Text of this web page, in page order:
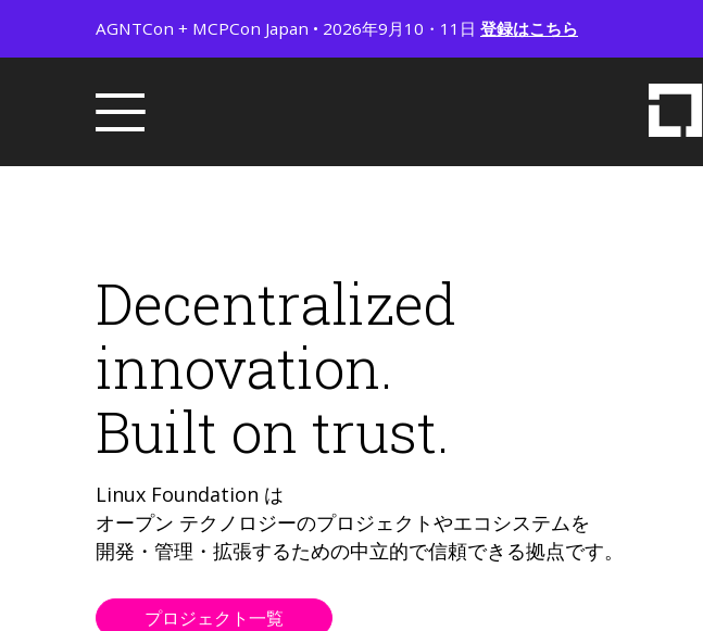
AGNTCon + MCPCon Japan • 2026年9月10・11日 登録はこちら
Decentralized
innovation.
Built on trust.
Linux Foundation は
オープン テクノロジーのプロジェクトやエコシステムを
開発・管理・拡張するための中立的で信頼できる拠点です。
プロジェクト一覧